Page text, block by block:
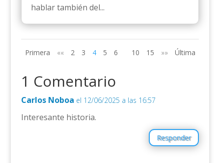
hablar también del...
Primera «« 2 3 4 5 6 10 15 »» Última
1 Comentario
Carlos Noboa el 12/06/2025 a las 16:57
Interesante historia.
Responder